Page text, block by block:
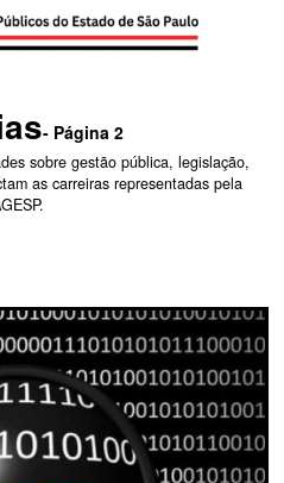
- Página 2
sobre gestão pública, legislação,
as carreiras representadas pela